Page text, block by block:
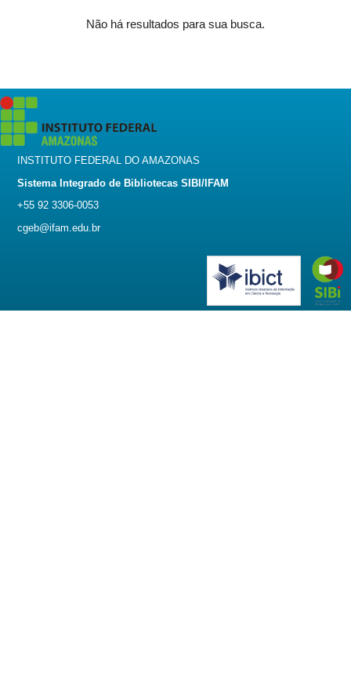
Não há resultados para sua busca.
INSTITUTO FEDERAL DO AMAZONAS
Sistema Integrado de Bibliotecas SIBI/IFAM
+55 92 3306-0053
cgeb@ifam.edu.br